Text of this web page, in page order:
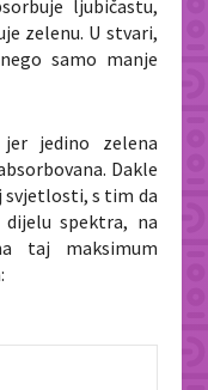
ljubičastu,
zelenu. U stvari,
samo manje
jedino zelena
Dakle
svjetlosti, s tim da
spektra, na
taj maksimum